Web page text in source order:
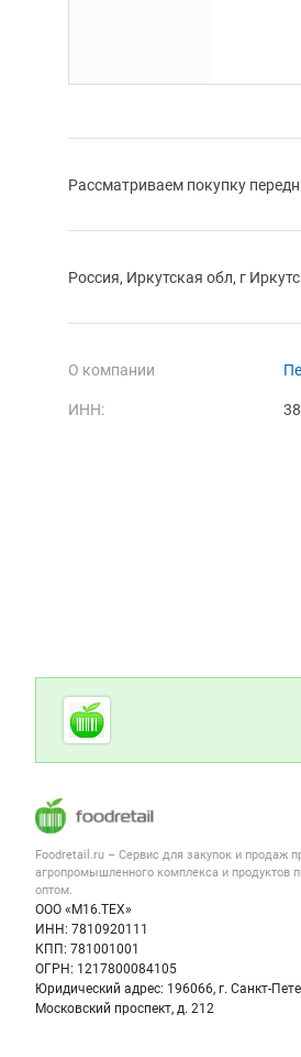
Рассматриваем покупку
Россия, Иркутская обл, г
О компании
ИНН:
Дополнительная
Cсылки на полезные
Foodretail.ru
— продукты
Важные разделы и
Foodretail.ru – Сервис для закупок и продаж
агропромышленного комплекса и продуктов
оптом.
ООО «М16.ТЕХ»
ИНН: 7810920111
КПП: 781001001
ОГРН: 1217800084105
Юридический адрес: 196066, г. Санкт-
Московский проспект, д. 212